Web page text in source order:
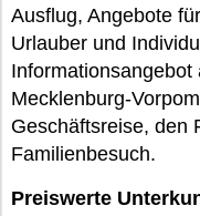
Ausflug, Angebote
Urlauber und
Informationsangebot
Mecklenburg-
Geschäftsreise, den
Familienbesuch.
Preiswerte